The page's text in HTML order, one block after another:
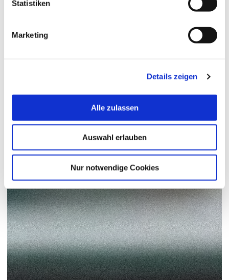
Statistiken
Marketing
Details zeigen
Alle zulassen
Auswahl erlauben
Nur notwendige Cookies